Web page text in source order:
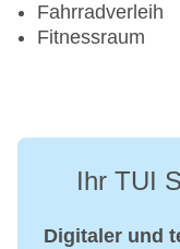
Fahrradverleih
Fitnessraum
Ihr TUI
Digitaler und